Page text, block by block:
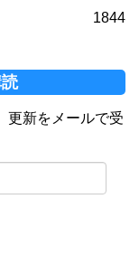
1844
更新をメールで受